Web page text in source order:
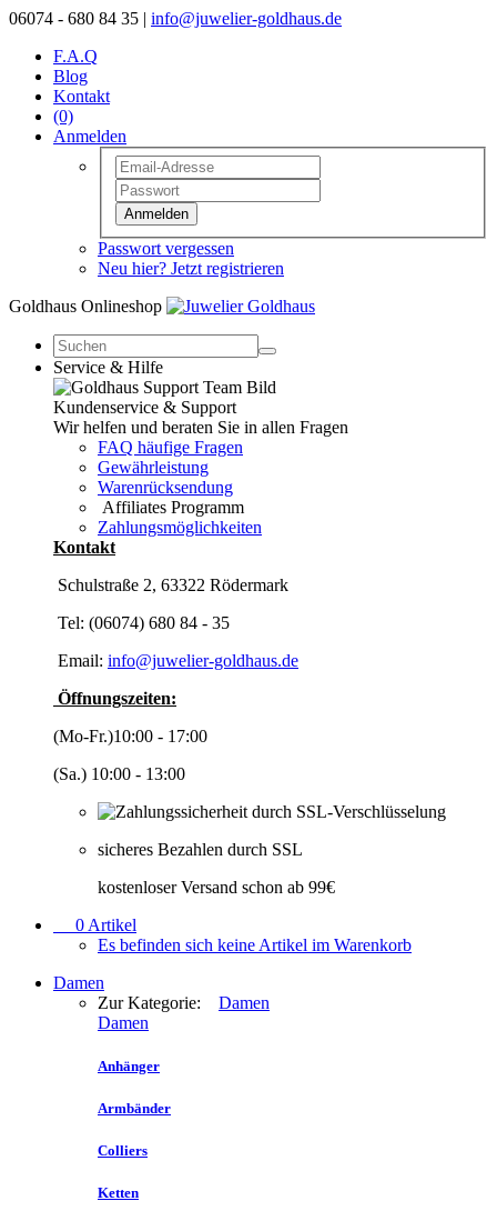
06074 - 680 84 35 | info@juwelier-goldhaus.de
F.A.Q
Blog
Kontakt
(0)
Anmelden
Anmelden
Passwort vergessen
Neu hier? Jetzt registrieren
Goldhaus Onlineshop
Service & Hilfe
Kundenservice & Support
Wir helfen und beraten Sie in allen Fragen
FAQ häufige Fragen
Gewährleistung
Warenrücksendung
Affiliates Programm
Zahlungsmöglichkeiten
Kontakt
Schulstraße 2, 63322 Rödermark
Tel: (06074) 680 84 - 35
Email: info@juwelier-goldhaus.de
Öffnungszeiten:
(Mo-Fr.)10:00 - 17:00
(Sa.) 10:00 - 13:00
sicheres Bezahlen durch SSL
kostenloser Versand schon ab 99€
0 Artikel
Es befinden sich keine Artikel im Warenkorb
Damen
Zur Kategorie: Damen
Damen
Anhänger
Armbänder
Colliers
Ketten